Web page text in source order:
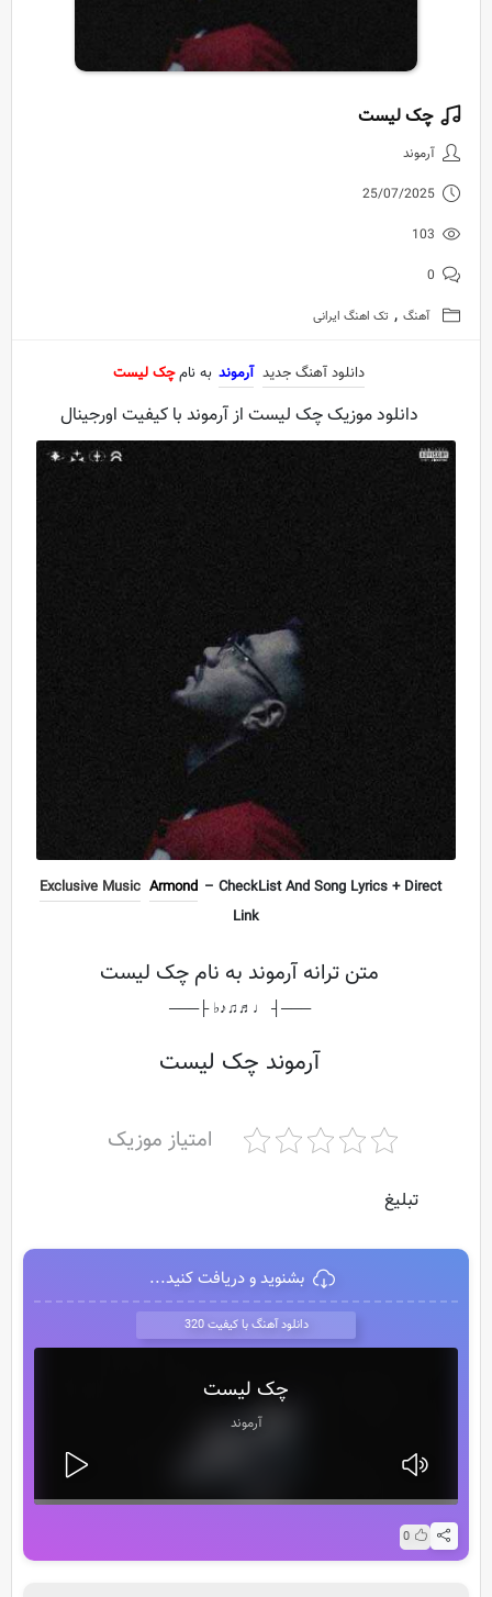
دانلود آهنگ جدید آرموند به
چک لیست
آرموند
25/07/2025
103
0
آهنگ , تک اهنگ ایرانی
دانلود آهنگ جدید آرموند به نامچک لیست
دانلود موزیک چک لیست از آرموند با کیفیت اورجینال
Exclusive Music Armond – CheckList And Song Lyrics + Direct
Link
متن ترانه آرموند به نام چک لیست
───┤ ♩♬♫♪♭ ├───
آرموند چک لیست
امتیاز موزیک
تبلیغ
بشنوید و دریافت کنید...
دانلود آهنگ با کیفیت 320
چک لیست
آرموند
0